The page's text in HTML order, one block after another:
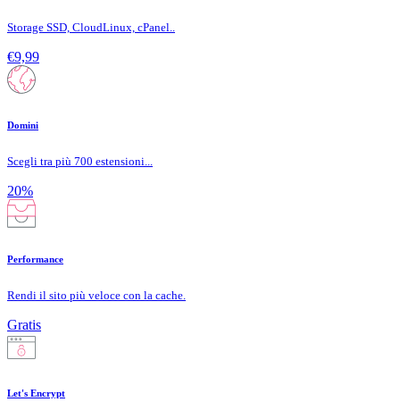
Storage SSD, CloudLinux, cPanel..
€9,99
Domini
Scegli tra più 700 estensioni...
20%
Performance
Rendi il sito più veloce con la cache.
Gratis
Let's Encrypt